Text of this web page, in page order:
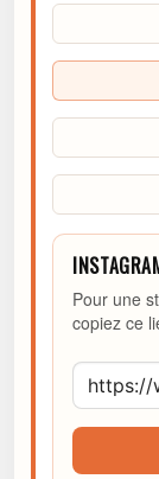
Pour une
copiez ce